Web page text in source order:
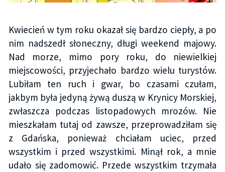
Kwiecień w tym roku okazał się bardzo ciepły, a po
nim nadszedł słoneczny, długi weekend majowy.
Nad morze, mimo pory roku, do niewielkiej
miejscowości, przyjechało bardzo wielu turystów.
Lubiłam ten ruch i gwar, bo czasami czułam,
jakbym była jedyną żywą duszą w Krynicy Morskiej,
zwłaszcza podczas listopadowych mrozów. Nie
mieszkałam tutaj od zawsze, przeprowadziłam się
z Gdańska, ponieważ chciałam uciec, przed
wszystkim i przed wszystkimi. Minął rok, a mnie
udało się zadomowić. Przede wszystkim trzymała